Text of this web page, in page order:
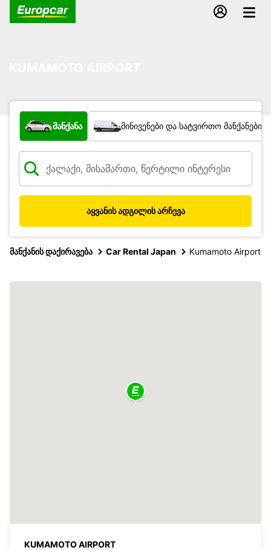
რა ტიპის ავტომობილი?
მანქანა მინივენები და სატვირთო მანქანები
აყვანის ადგილის არჩევა
მანქანის დაქირავება Car Rental Japan Kumamoto Airport
KUMAMOTO AIRPORT